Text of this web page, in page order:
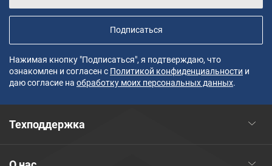
Подписаться
Нажимая кнопку "Подписаться", я подтверждаю, что
ознакомлен и согласен с Политикой конфиденциальности и
даю согласие на обработку моих персональных данных.
Техподдержка